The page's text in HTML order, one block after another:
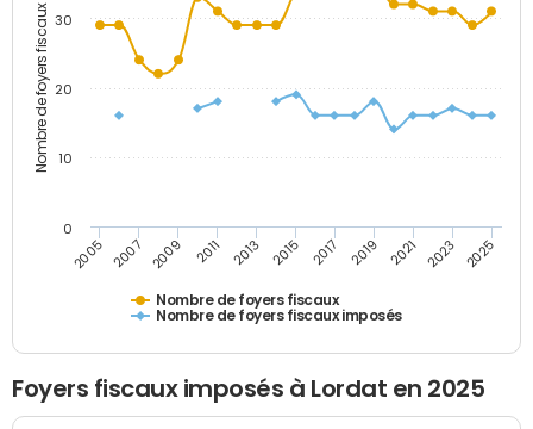
Nombre de foyers fiscaux
Nombre de foyers fiscaux
Nombre de foyers fiscaux imposés
2005 2007 2009 2011 2013 2015 2017 2019 2021 2023 2025
0
10
20
30
Foyers fiscaux imposés à Lordat en 2025